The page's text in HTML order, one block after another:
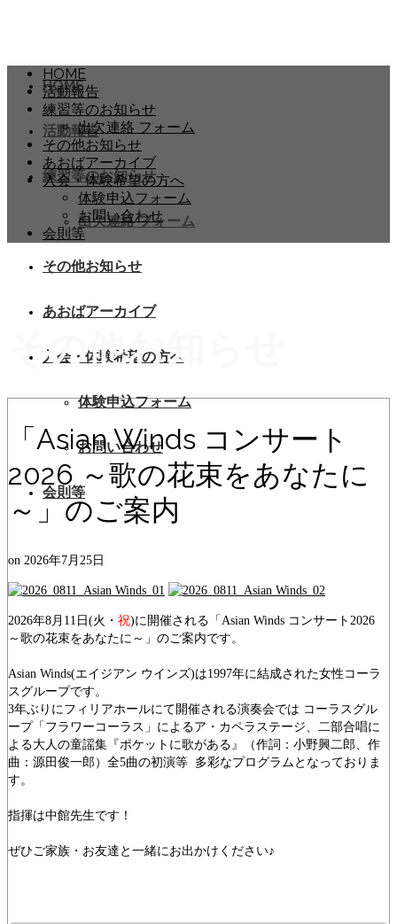
HOME
活動報告
練習等のお知らせ
出欠連絡 フォーム
その他お知らせ
あおばアーカイブ
入会・体験希望の方へ
体験申込フォーム
お問い合わせ
会則等
HOME
活動報告
練習等のお知らせ
出欠連絡 フォーム
その他お知らせ
あおばアーカイブ
入会・体験希望の方へ
体験申込フォーム
お問い合わせ
会則等
その他お知らせ
「Asian Winds コンサート
2026 ～歌の花束をあなたに
～」のご案内
on 2026年7月25日
2026年8月11日(火・ 祝)に開催される「Asian Winds コンサート2026
～歌の花束をあなたに～」のご案内です。
Asian Winds(エイジアン ウインズ)は1997年に結成された女性コーラ
スグループです。
3年ぶりにフィリアホールにて開催される演奏会では コーラスグル
ープ「フラワーコーラス」によるア・カペラステージ、二部合唱に
よる大人の童謡集『ポケットに歌がある』（作詞：小野興二郎、作
曲：源田俊一郎）全5曲の初演等 多彩なプログラムとなっておりま
す。
指揮は中館先生です！
ぜひご家族・お友達と一緒にお出かけください♪